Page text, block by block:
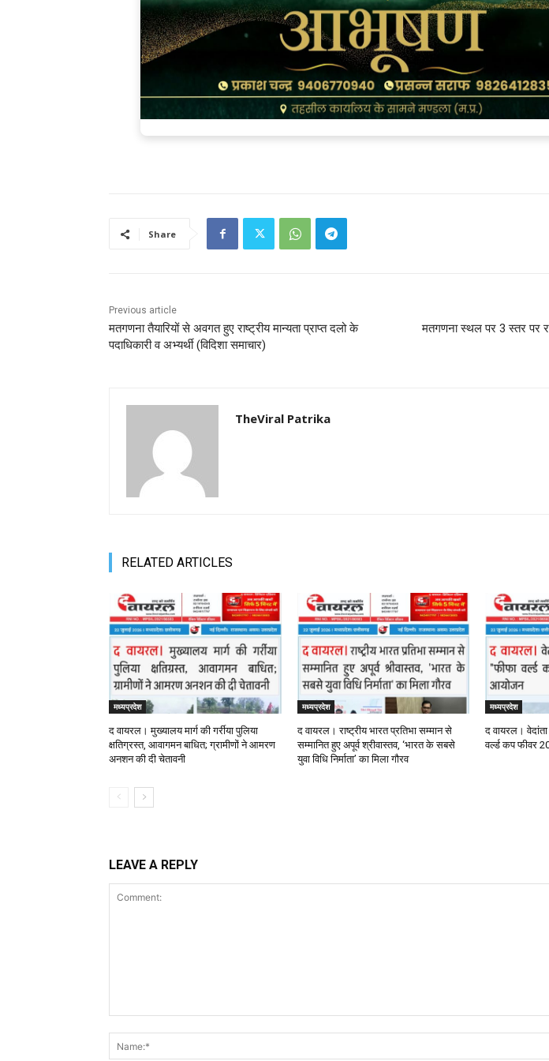
Share
Previous article
मतगणना तैयारियों से अवगत हुए राष्ट्रीय मान्यता प्राप्त दलो के
पदाधिकारी व अभ्यर्थी (विदिशा समाचार)
मतगणना स्थल पर 3 स्तर पर
TheViral Patrika
RELATED ARTICLES
मध्यप्रदेश
द वायरल। मुख्यालय मार्ग की गर्रीया पुलिया
क्षतिग्रस्त, आवागमन बाधित; ग्रामीणों ने आमरण
अनशन की दी चेतावनी
मध्यप्रदेश
द वायरल। राष्ट्रीय भारत प्रतिभा सम्मान से
सम्मानित हुए अपूर्व श्रीवास्तव, ‘भारत के सबसे
युवा विधि निर्माता’ का मिला गौरव
मध्यप्रदेश
द वायरल।
वर्ल्ड कप फीवर
LEAVE A REPLY